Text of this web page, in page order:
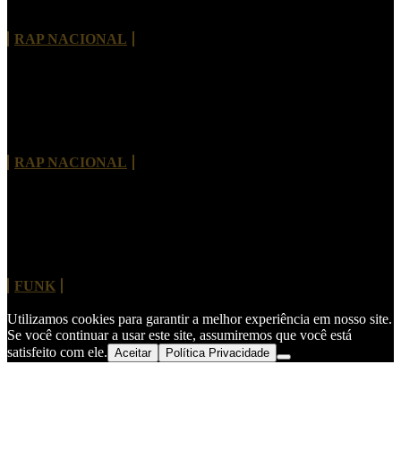
RAP NACIONAL
RAP NACIONAL
FUNK
Utilizamos cookies para garantir a melhor experiência em nosso site.
Se você continuar a usar este site, assumiremos que você está
satisfeito com ele. Aceitar Política Privacidade